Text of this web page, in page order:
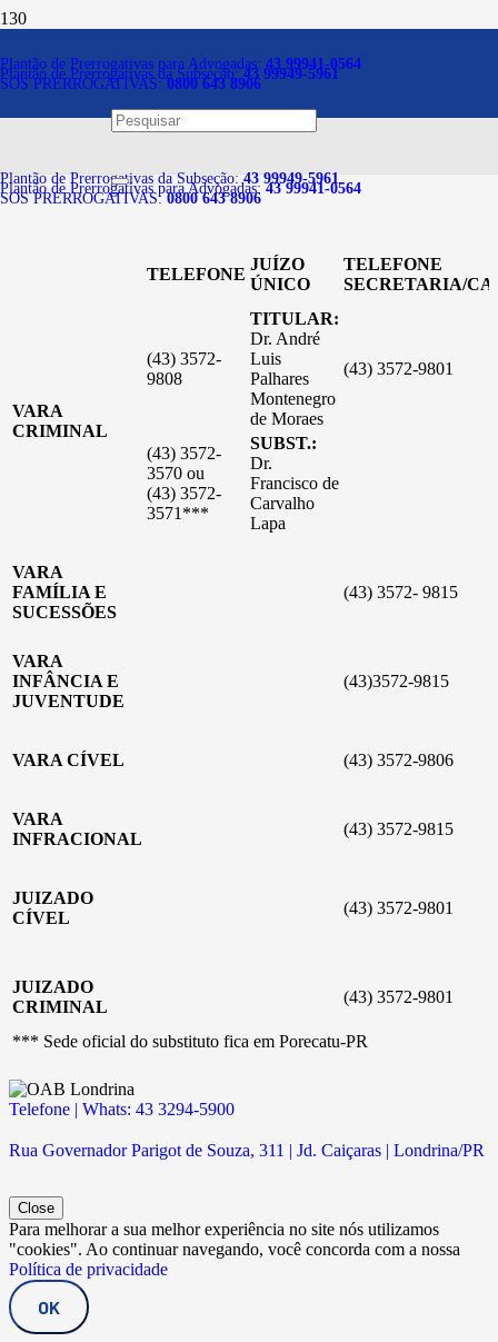
Plantão de Prerrogativas para Advogadas: 43 99941-0564
Plantão de Prerrogativas da Subseção:43 99949-5961
SOS PRERROGATIVAS:0800 643 8906
Plantão de Prerrogativas da Subseção:43 99949-5961
Plantão de Prerrogativas para Advogadas:43 99941-0564
SOS PRERROGATIVAS:0800 643 8906
Centenário do Sul
TELEFONE
JUÍZO
ÚNICO
TELEFONE
SECRETARIA/
VARA
CRIMINAL
(43) 3572-
9808
TITULAR:
Dr. André
Luis
Palhares
Montenegro
de Moraes
(43) 3572-9801
(43) 3572-
3570 ou
(43) 3572-
3571***
SUBST.:
Dr.
Francisco de
Carvalho
Lapa
VARA
FAMÍLIA E
SUCESSÕES
(43) 3572- 9815
VARA
INFÂNCIA E
JUVENTUDE
(43)3572-9815
VARA CÍVEL (43) 3572-9806
VARA
INFRACIONAL
(43) 3572-9815
JUIZADO
CÍVEL
(43) 3572-9801
JUIZADO
CRIMINAL
(43) 3572-9801
*** Sede oficial do substituto fica em Porecatu-PR
Telefone | Whats: 43 3294-5900
Rua Governador Parigot de Souza, 311 | Jd. Caiçaras | Londrina/PR
Close
Para melhorar a sua melhor experiência no site nós utilizamos
"cookies". Ao continuar navegando, você concorda com a nossa
Política de privacidade
OK